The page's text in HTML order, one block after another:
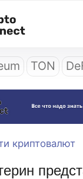
TON
криптовалют